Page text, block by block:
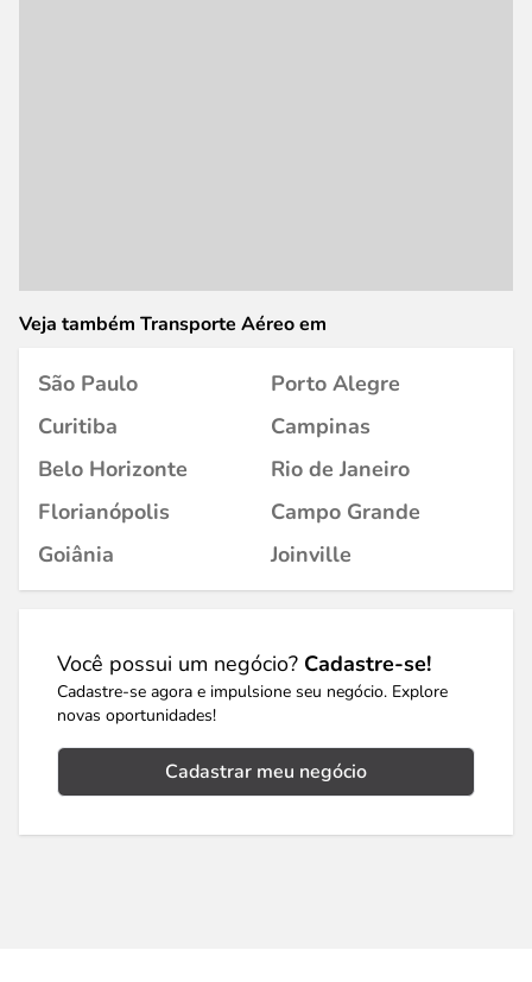
Veja também Transporte Aéreo em
São Paulo
Porto Alegre
Curitiba
Campinas
Belo Horizonte
Rio de Janeiro
Florianópolis
Campo Grande
Goiânia
Joinville
Você possui um negócio? Cadastre-se!
Cadastre-se agora e impulsione seu negócio. Explore
novas oportunidades!
Cadastrar meu negócio